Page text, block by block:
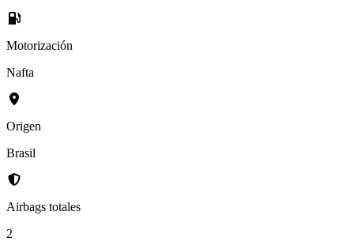
Motorización
Nafta
Origen
Brasil
Airbags totales
2